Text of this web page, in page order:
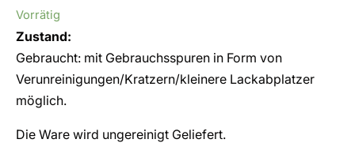
Vorrätig
Zustand:
Gebraucht: mit Gebrauchsspuren in Form von
Verunreinigungen/Kratzern/kleinere Lackabplatzer
möglich.
Die Ware wird ungereinigt Geliefert.